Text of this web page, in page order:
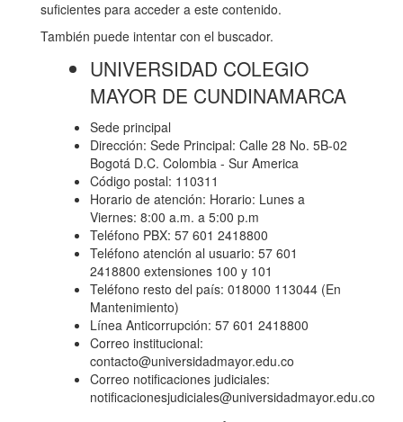
suficientes para acceder a este contenido.
También puede intentar con el buscador.
UNIVERSIDAD COLEGIO
MAYOR DE CUNDINAMARCA
Sede principal
Dirección: Sede Principal: Calle 28 No. 5B-02
Bogotá D.C. Colombia - Sur America
Código postal: 110311
Horario de atención: Horario: Lunes a
Viernes: 8:00 a.m. a 5:00 p.m
Teléfono PBX: 57 601 2418800
Teléfono atención al usuario: 57 601
2418800 extensiones 100 y 101
Teléfono resto del país: 018000 113044 (En
Mantenimiento)
Línea Anticorrupción: 57 601 2418800
Correo institucional:
contacto@universidadmayor.edu.co
Correo notificaciones judiciales:
notificacionesjudiciales@universidadmayor.edu.co